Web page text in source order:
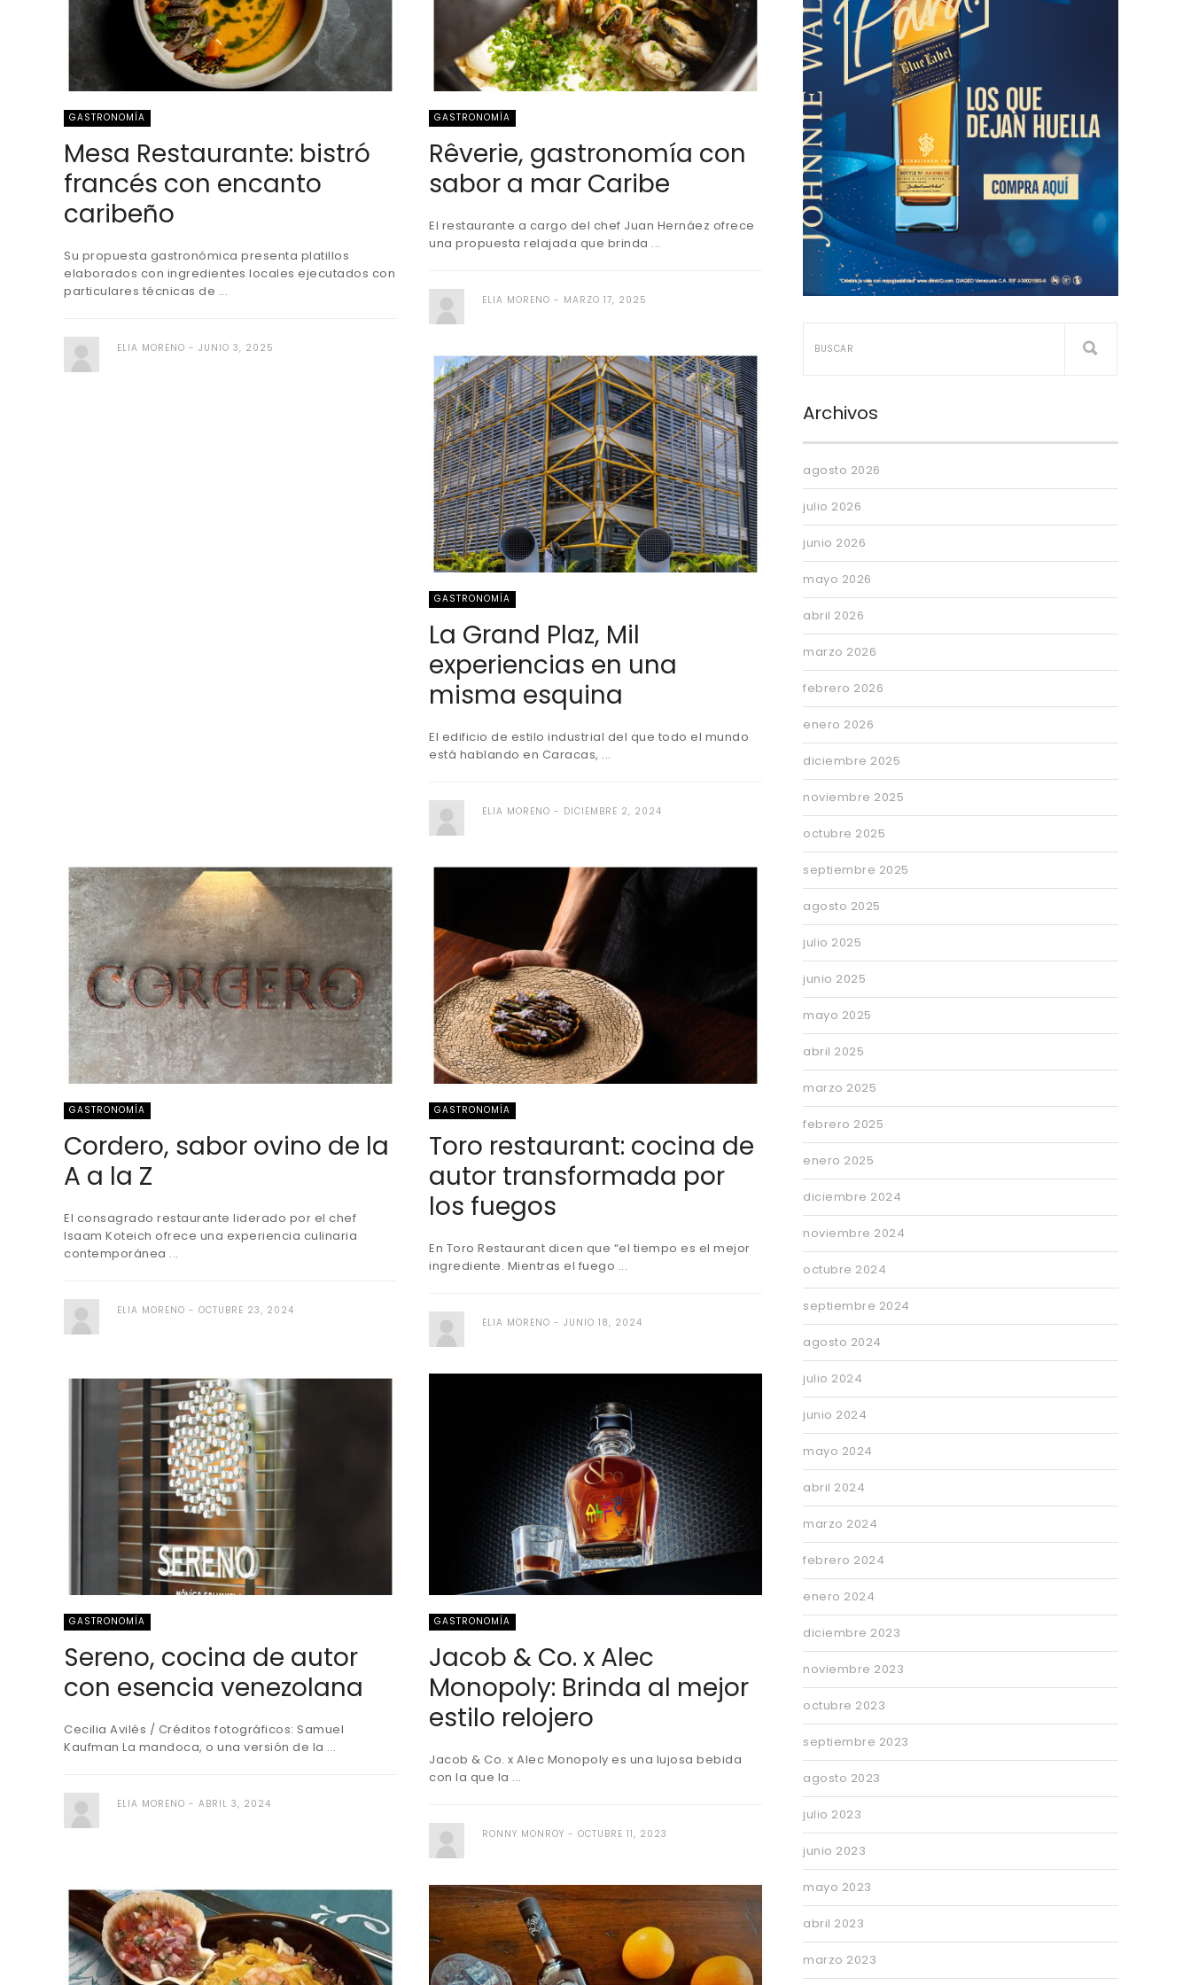
GASTRONOMÍA
Mesa Restaurante: bistró
francés con encanto
caribeño
Su propuesta gastronómica presenta platillos
elaborados con ingredientes locales ejecutados con
particulares técnicas de ...
ELIA MORENO JUNIO 3, 2025
GASTRONOMÍA
Rêverie, gastronomía con
sabor a mar Caribe
El restaurante a cargo del chef Juan Hernáez ofrece
una propuesta relajada que brinda ...
ELIA MORENO MARZO 17, 2025
GASTRONOMÍA
La Grand Plaz, Mil
experiencias en una
misma esquina
El edificio de estilo industrial del que todo el mundo
está hablando en Caracas, ...
ELIA MORENO DICIEMBRE 2, 2024
GASTRONOMÍA
Cordero, sabor ovino de la
A a la Z
El consagrado restaurante liderado por el chef
Isaam Koteich ofrece una experiencia culinaria
contemporánea ...
ELIA MORENO OCTUBRE 23, 2024
GASTRONOMÍA
Toro restaurant: cocina de
autor transformada por
los fuegos
En Toro Restaurant dicen que “el tiempo es el mejor
ingrediente. Mientras el fuego ...
ELIA MORENO JUNIO 18, 2024
GASTRONOMÍA
Sereno, cocina de autor
con esencia venezolana
Cecilia Avilés / Créditos fotográficos: Samuel
Kaufman La mandoca, o una versión de la ...
ELIA MORENO ABRIL 3, 2024
GASTRONOMÍA
Jacob & Co. x Alec
Monopoly: Brinda al mejor
estilo relojero
Jacob & Co. x Alec Monopoly es una lujosa bebida
con la que la ...
RONNY MONROY OCTUBRE 11, 2023
Archivos
agosto 2026
julio 2026
junio 2026
mayo 2026
abril 2026
marzo 2026
febrero 2026
enero 2026
diciembre 2025
noviembre 2025
octubre 2025
septiembre 2025
agosto 2025
julio 2025
junio 2025
mayo 2025
abril 2025
marzo 2025
febrero 2025
enero 2025
diciembre 2024
noviembre 2024
octubre 2024
septiembre 2024
agosto 2024
julio 2024
junio 2024
mayo 2024
abril 2024
marzo 2024
febrero 2024
enero 2024
diciembre 2023
noviembre 2023
octubre 2023
septiembre 2023
agosto 2023
julio 2023
junio 2023
mayo 2023
abril 2023
marzo 2023